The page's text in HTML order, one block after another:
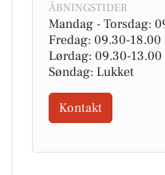
ÅBNINGSTIDER
Mandag - Torsdag:
Fredag: 09.30-18.00
Lørdag: 09.30-13.00
Søndag: Lukket
Kontakt